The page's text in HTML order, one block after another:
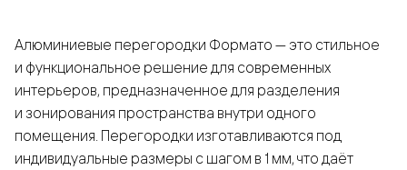
Алюминиевые перегородки Формато — это стильное
и функциональное решение для современных
интерьеров, предназначенное для разделения
и зонирования пространства внутри одного
помещения. Перегородки изготавливаются под
индивидуальные размеры с шагом в 1 мм, что даёт